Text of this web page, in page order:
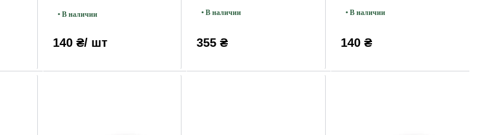
• В наличии
140 ₴/ шт
• В наличии
355 ₴
• В наличии
140 ₴